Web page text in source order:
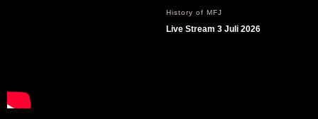
History of MFJ
Live Stream 3 Juli 2026